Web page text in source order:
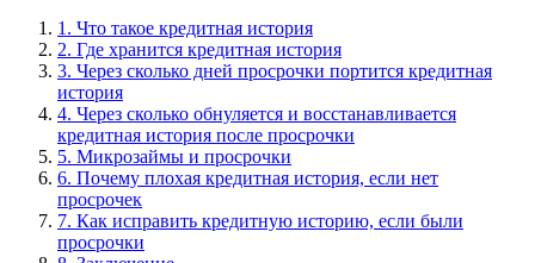
1. Что такое кредитная история
2. Где хранится кредитная история
3. Через сколько дней просрочки портится кредитная
история
4. Через сколько обнуляется и восстанавливается
кредитная история после просрочки
5. Микрозаймы и просрочки
6. Почему плохая кредитная история, если нет
просрочек
7. Как исправить кредитную историю, если были
просрочки